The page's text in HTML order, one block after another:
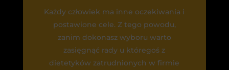
Każdy człowiek ma inne oczekiwania i
postawione cele. Z tego powodu,
zanim dokonasz wyboru warto
zasięgnąć rady u któregoś z
dietetyków zatrudnionych w firmie